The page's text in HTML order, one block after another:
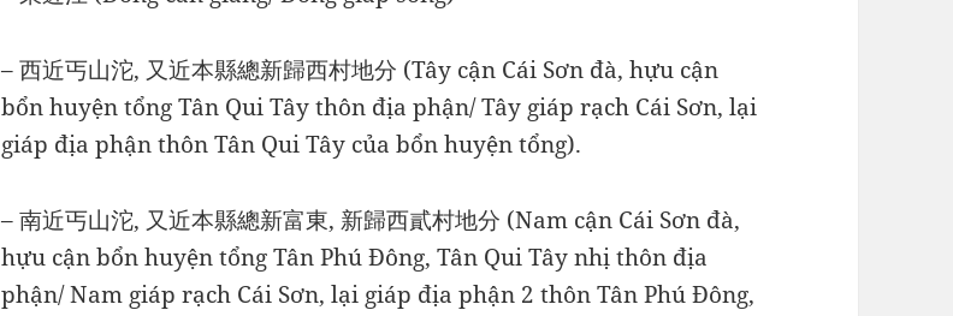
– 西近丐山沱, 又近本縣總新歸西村地分 (Tây cận Cái Sơn đà, hựu cận
bổn huyện tổng Tân Qui Tây thôn địa phận/ Tây giáp rạch Cái Sơn, lại
giáp địa phận thôn Tân Qui Tây của bổn huyện tổng).
– 南近丐山沱, 又近本縣總新富東, 新歸西貳村地分 (Nam cận Cái Sơn đà,
hựu cận bổn huyện tổng Tân Phú Đông, Tân Qui Tây nhị thôn địa
phận/ Nam giáp rạch Cái Sơn, lại giáp địa phận 2 thôn Tân Phú Đông,